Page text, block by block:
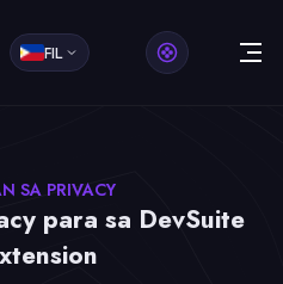
FIL
SA PRIVACY
para sa DevSuite